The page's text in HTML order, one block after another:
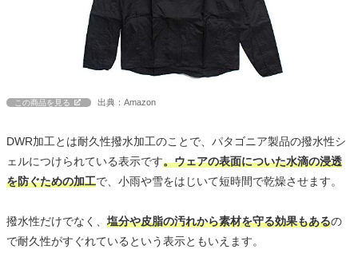
この商品を見る 出典：Amazon
DWR加工とは耐久性撥水加工のことで、パタゴニア製品の撥水性シ
ェルにつけられている表示です。ウェアの表面についた水滴の浸透
を防ぐための加工で、小雨や雪をはじいて短時間で乾燥させます。
撥水性だけでなく、 塩分や皮脂の汚れから素材を守る効果もあるの
で耐久性がすぐれているという表示ともいえます。